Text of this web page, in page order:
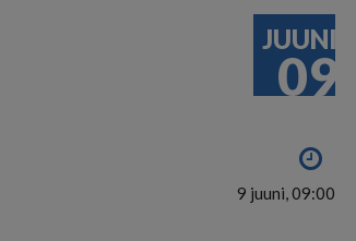
JUUNI
09
9 juuni, 09:00